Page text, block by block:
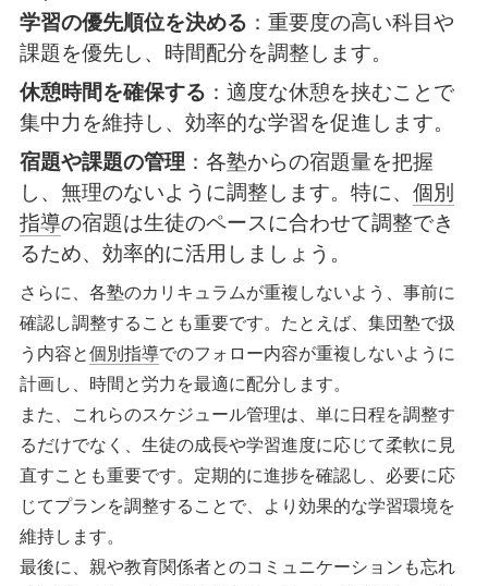
学習の優先順位を決める ：重要度の高い科目や
課題を優先し、時間配分を調整します。
休憩時間を確保する ：適度な休憩を挟むことで
集中力を維持し、効率的な学習を促進します。
宿題や課題の管理 ：各塾からの宿題量を把握
し、無理のないように調整します。特に、 個別
指導の宿題は生徒のペースに合わせて調整でき
るため、効率的に活用しましょう。
さらに、各塾のカリキュラムが重複しないよう、事前に
確認し調整することも重要です。たとえば、集団塾で扱
う内容と個別指導でのフォロー内容が重複しないように
計画し、時間と労力を最適に配分します。
また、これらのスケジュール管理は、単に日程を調整す
るだけでなく、生徒の成長や学習進度に応じて柔軟に見
直すことも重要です。定期的に進捗を確認し、必要に応
じてプランを調整することで、より効果的な学習環境を
維持します。
最後に、親や教育関係者とのコミュニケーションも忘れ